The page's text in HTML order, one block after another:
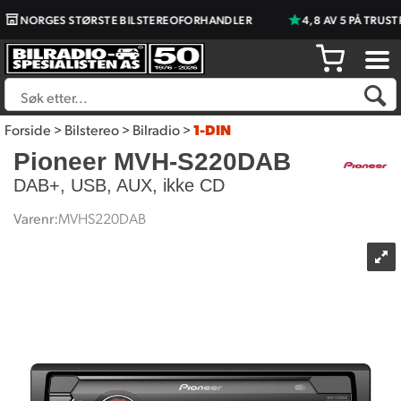
NORGES STØRSTE BILSTEREOFORHANDLER 4,8 AV 5 PÅ
Forside>Bilstereo>Bilradio>1-DIN
Pioneer MVH-S220DAB
DAB+, USB, AUX, ikke CD
Varenr:MVHS220DAB